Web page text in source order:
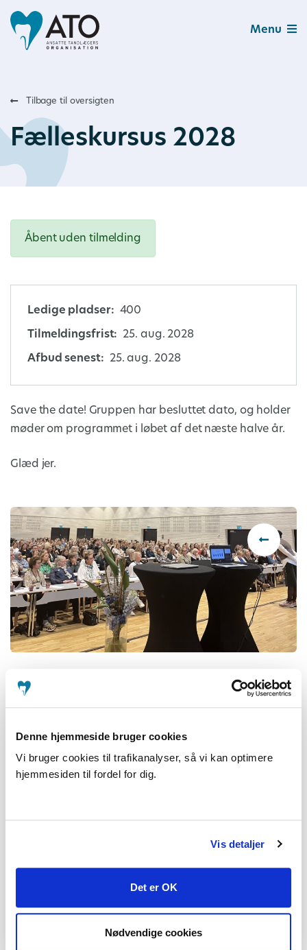
Denne hjemmeside bruger cookies
Vi bruger cookies til trafikanalyser, så vi kan optimere
hjemmesiden til fordel for dig.
Vis detaljer
Det er OK
Nødvendige cookies
Menu
Tilbage til oversigten
Fælleskursus 2028
Åbent uden tilmelding
Ledige pladser: 400
Tilmeldingsfrist: 25. aug. 2028
Afbud senest: 25. aug. 2028
Save the date! Gruppen har besluttet dato, og holder
møder om programmet i løbet af det næste halve år.
Glæd jer.
Arrangør
Tidspunkt
09. nov. 2028 - 10. nov. 2028
5220 Odense SØ
65 56 01 00